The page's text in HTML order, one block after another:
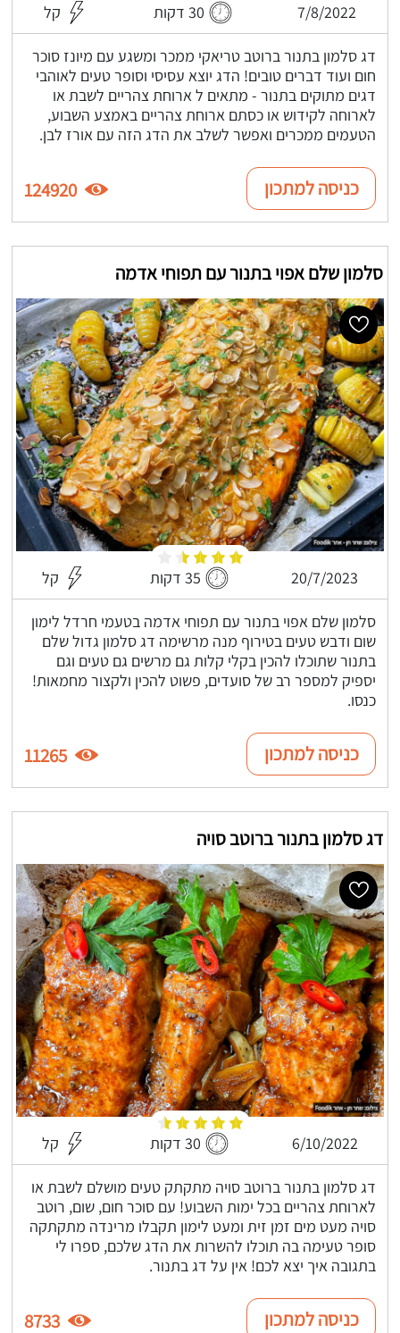
7/8/2022 30 דקות קל
דג סלמון בתנור ברוטב טריאקי ממכר ומשגע עם מיונז סוכר
חום ועוד דברים טובים! הדג יוצא עסיסי וסופר טעים לאוהבי
דגים מתוקים בתנור - מתאים ל ארוחת צהריים לשבת או
לארוחה לקידוש או כסתם ארוחת צהריים באמצע השבוע,
הטעמים ממכרים ואפשר לשלב את הדג הזה עם אורז לבן.
כניסה למתכון 124920
סלמון שלם אפוי בתנור עם תפוחי אדמה
20/7/2023 35 דקות קל
סלמון שלם אפוי בתנור עם תפוחי אדמה בטעמי חרדל לימון
שום ודבש טעים בטירוף מנה מרשימה דג סלמון גדול שלם
בתנור שתוכלו להכין בקלי קלות גם מרשים גם טעים וגם
יספיק למספר רב של סועדים, פשוט להכין ולקצור מחמאות!
כנסו.
כניסה למתכון 11265
דג סלמון בתנור ברוטב סויה
6/10/2022 30 דקות קל
דג סלמון בתנור ברוטב סויה מתקתק טעים מושלם לשבת או
לארוחת צהריים בכל ימות השבוע! עם סוכר חום, שום, רוטב
סויה מעט מים זמן זית ומעט לימון תקבלו מרינדה מתקתקה
סופר טעימה בה תוכלו להשרות את הדג שלכם, ספרו לי
בתגובה איך יצא לכם! אין על דג בתנור.
כניסה למתכון 8733